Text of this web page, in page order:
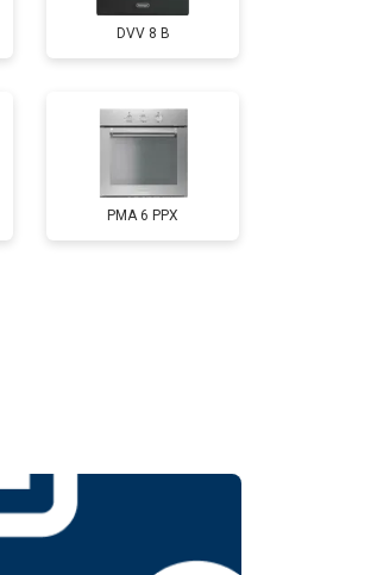
DVV 8 B
PMA 6 PPX